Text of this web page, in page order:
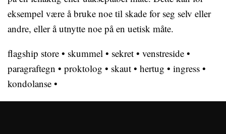
eksempel være å bruke noe til skade for seg selv eller
andre, eller å utnytte noe på en uetisk måte.
flagship store • skummel • sekret • venstreside •
paragraftegn • proktolog • skaut • hertug • ingress •
kondolanse •